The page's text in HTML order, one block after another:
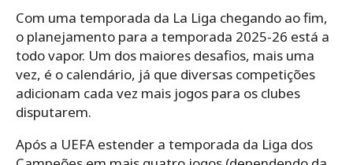
Com uma temporada da La Liga chegando ao fim,
o planejamento para a temporada 2025-26 está a
todo vapor. Um dos maiores desafios, mais uma
vez, é o calendário, já que diversas competições
adicionam cada vez mais jogos para os clubes
disputarem.
Após a UEFA estender a temporada da Liga dos